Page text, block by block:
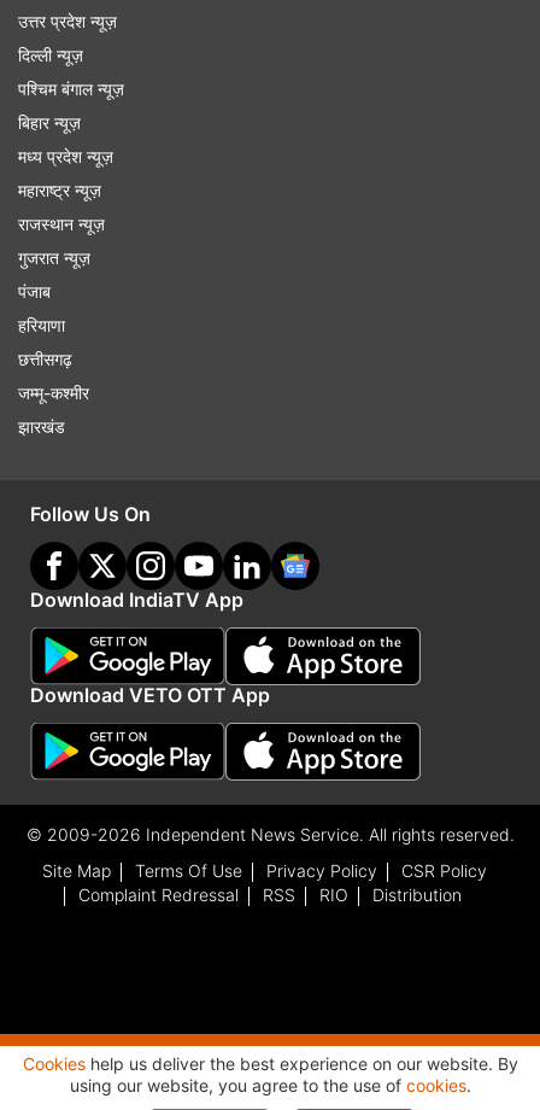
उत्तर प्रदेश न्यूज़
दिल्ली न्यूज़
पश्चिम बंगाल न्यूज़
बिहार न्यूज़
मध्य प्रदेश न्यूज़
महाराष्ट्र न्यूज़
राजस्थान न्यूज़
गुजरात न्यूज़
पंजाब
हरियाणा
छत्तीसगढ़
जम्मू-कश्मीर
झारखंड
Follow Us On
Download IndiaTV App
Download VETO OTT App
© 2009-2026 Independent News Service. All rights reserved.
Site Map
Terms Of Use Privacy Policy
CSR Policy
Complaint Redressal
RSS RIO Distribution
Advertisement
Cookieshelp us deliver the best experience on our website. By
using our website, you agree to the use of cookies.